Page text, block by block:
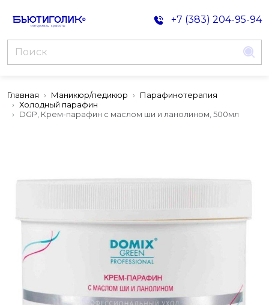
+7 (383) 204-95-94
Главная Маникюр/педикюр
Парафинотерапия
Холодный парафин
DGP, Крем-парафин с маслом ши и ланолином, 500мл